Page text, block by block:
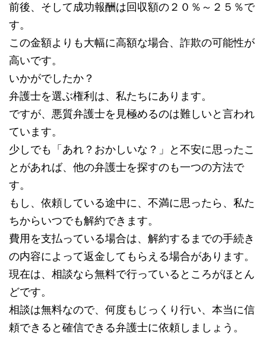
前後、そして成功報酬は回収額の２０％～２５％で
す。
この金額よりも大幅に高額な場合、詐欺の可能性が
高いです。
いかがでしたか？
弁護士を選ぶ権利は、私たちにあります。
ですが、悪質弁護士を見極めるのは難しいと言われ
ています。
少しでも「あれ？おかしいな？」と不安に思ったこ
とがあれば、他の弁護士を探すのも一つの方法で
す。
もし、依頼している途中に、不満に思ったら、私た
ちからいつでも解約できます。
費用を支払っている場合は、解約するまでの手続き
の内容によって返金してもらえる場合があります。
現在は、相談なら無料で行っているところがほとん
どです。
相談は無料なので、何度もじっくり行い、本当に信
頼できると確信できる弁護士に依頼しましょう。